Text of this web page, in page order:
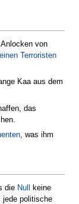
von
Terroristen
Kaa aus dem
das
, was ihm
die Null
keine
politische